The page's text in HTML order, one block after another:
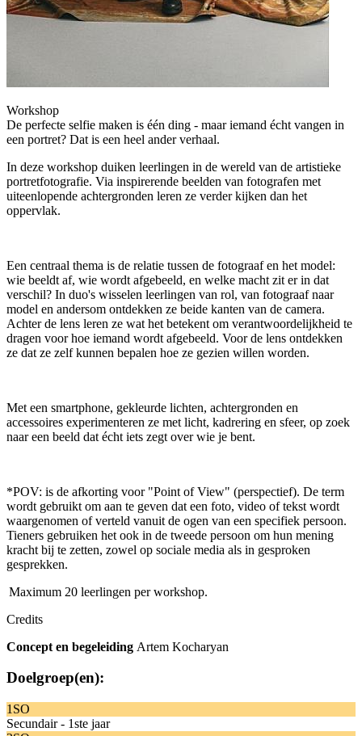
Workshop
De perfecte selfie maken is één ding - maar iemand écht vangen in
een portret? Dat is een heel ander verhaal.
In deze workshop duiken leerlingen in de wereld van de artistieke
portretfotografie. Via inspirerende beelden van fotografen met
uiteenlopende achtergronden leren ze verder kijken dan het
oppervlak.
Een centraal thema is de relatie tussen de fotograaf en het model:
wie beeldt af, wie wordt afgebeeld, en welke macht zit er in dat
verschil? In duo's wisselen leerlingen van rol, van fotograaf naar
model en andersom ontdekken ze beide kanten van de camera.
Achter de lens leren ze wat het betekent om verantwoordelijkheid te
dragen voor hoe iemand wordt afgebeeld. Voor de lens ontdekken
ze dat ze zelf kunnen bepalen hoe ze gezien willen worden.
Met een smartphone, gekleurde lichten, achtergronden en
accessoires experimenteren ze met licht, kadrering en sfeer, op zoek
naar een beeld dat écht iets zegt over wie je bent.
*POV: is de afkorting voor "Point of View" (perspectief). De term
wordt gebruikt om aan te geven dat een foto, video of tekst wordt
waargenomen of verteld vanuit de ogen van een specifiek persoon.
Tieners gebruiken het ook in de tweede persoon om hun mening
kracht bij te zetten, zowel op sociale media als in gesproken
gesprekken.
Maximum 20 leerlingen per workshop.
Credits
Concept en begeleiding Artem Kocharyan
Doelgroep(en):
1SO
Secundair - 1ste jaar